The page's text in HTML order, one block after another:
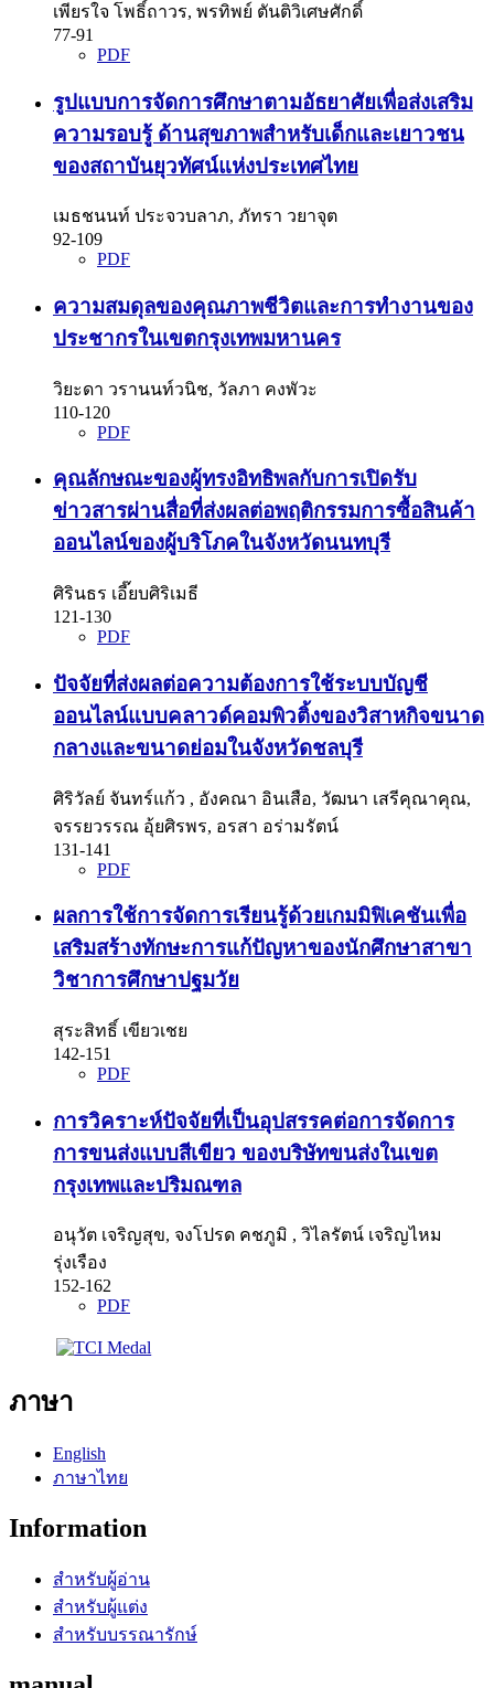
เพียรใจ โพธิ์ถาวร, พรทิพย์ ตันติวิเศษศักดิ์
77-91
PDF
รูปแบบการจัดการศึกษาตามอัธยาศัยเพื่อส่งเสริม
ความรอบรู้ ด้านสุขภาพสำหรับเด็กและเยาวชน
ของสถาบันยุวทัศน์แห่งประเทศไทย
เมธชนนท์ ประจวบลาภ, ภัทรา วยาจุต
92-109
PDF
ความสมดุลของคุณภาพชีวิตและการทำงานของ
ประชากรในเขตกรุงเทพมหานคร
วิยะดา วรานนท์วนิช, วัลภา คงพัวะ
110-120
PDF
คุณลักษณะของผู้ทรงอิทธิพลกับการเปิดรับ
ข่าวสารผ่านสื่อที่ส่งผลต่อพฤติกรรมการซื้อสินค้า
ออนไลน์ของผู้บริโภคในจังหวัดนนทบุรี
ศิรินธร เอี๊ยบศิริเมธี
121-130
PDF
ปัจจัยที่ส่งผลต่อความต้องการใช้ระบบบัญชี
ออนไลน์แบบคลาวด์คอมพิวติ้งของวิสาหกิจขนาด
กลางและขนาดย่อมในจังหวัดชลบุรี
ศิริวัลย์ จันทร์แก้ว , อังคณา อินเสือ, วัฒนา เสรีคุณาคุณ,
จรรยวรรณ อุ้ยศิรพร, อรสา อร่ามรัตน์
131-141
PDF
ผลการใช้การจัดการเรียนรู้ด้วยเกมมิฟิเคชันเพื่อ
เสริมสร้างทักษะการแก้ปัญหาของนักศึกษาสาขา
วิชาการศึกษาปฐมวัย
สุระสิทธิ์ เขียวเชย
142-151
PDF
การวิคราะห์ปัจจัยที่เป็นอุปสรรคต่อการจัดการ
การขนส่งแบบสีเขียว ของบริษัทขนส่งในเขต
กรุงเทพและปริมณฑล
อนุวัต เจริญสุข, จงโปรด คชภูมิ , วิไลรัตน์ เจริญไหม
รุ่งเรือง
152-162
PDF
ภาษา
English
ภาษาไทย
Information
สำหรับผู้อ่าน
สำหรับผู้แต่ง
สำหรับบรรณารักษ์